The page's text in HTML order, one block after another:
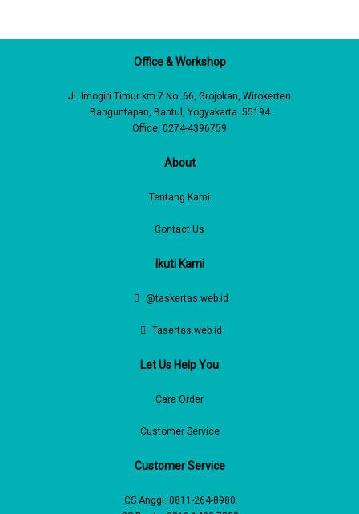
Office & Workshop
Jl. Imogiri Timur km 7 No. 66, Grojokan, Wirokerten
Banguntapan, Bantul, Yogyakarta. 55194
Office: 0274-4396759
About
Tentang Kami
Contact Us
Ikuti Kami
@taskertas.web.id
Tasertas.web.id
Let Us Help You
Cara Order
Customer Service
Customer Service
CS Anggi: 0811-264-8980